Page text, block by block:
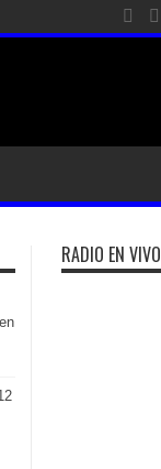
RADIO EN VIVO